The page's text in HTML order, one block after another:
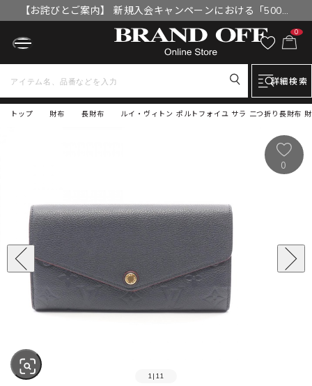
【お詫びとご案内】 新規入会キャンペーンにおける「500円
OFFクーポン」付与漏れと補填について
0
詳細検索
トップ ルイ・ヴィトン ポルトフォイユ サラ 二つ折り長財布
財布 長財布
1 | 11
0